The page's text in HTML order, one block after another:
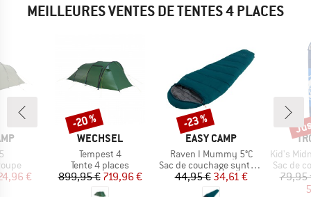
MEILLEURES VENTES DE TENTES 4 PLACES
réduit
€
MARQUE
WECHSEL
Article
Tempest 4
Product group
Tente 4 places
Prix
899,95 €Prix réduit
719,96 €
Remise
-20 %
MARQUE
EASY CAMP
Article
Raven I Mummy 5°C
Product group
Sac de couchage synthétique
Prix
44,95 €Prix réduit
34,61 €
Remise
-23 %
Article
Kid's
Product
Sac de
79,95